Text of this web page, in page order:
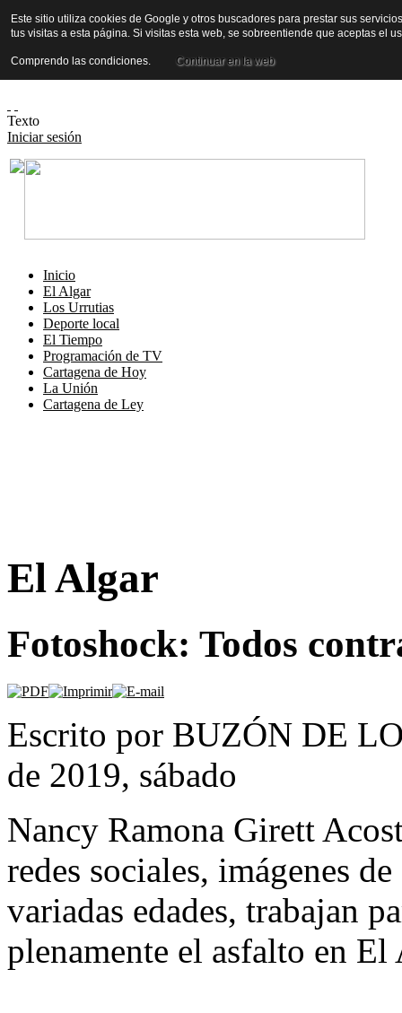
Texto
Iniciar sesión
Inicio
El Algar
Los Urrutias
Deporte local
El Tiempo
Programación de TV
Cartagena de Hoy
La Unión
Cartagena de Ley
El Algar
Fotoshock: Todos
Escrito por BUZÓN DE
de 2019, sábado
Nancy Ramona Girett
redes sociales, imágenes
variadas edades, trabajan
plenamente el asfalto en El
Este sitio utiliza cookies de Google y otros buscadores para prestar sus
tus visitas a esta página. Si visitas esta web, se sobreentiende que aceptas el
Comprendo las condiciones. Continuar en la web